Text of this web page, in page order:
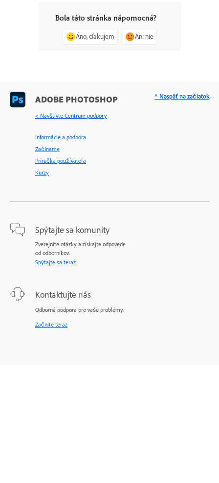
Bola táto stránka nápomocná?
Áno, ďakujem Ani nie
ADOBE PHOTOSHOP
< Navštívte Centrum podpory
Informácie a podpora
Začíname
Príručka používateľa
Kurzy
Spýtajte sa komunity
Zverejnite otázky a získajte odpovede
od odborníkov.
Spýtajte sa teraz
Kontaktujte nás
Odborná podpora pre vaše problémy.
Začnite teraz
^ Naspäť na začiatok